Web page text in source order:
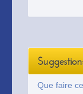
Que faire